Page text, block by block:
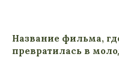
Название фильма,
превратилась в